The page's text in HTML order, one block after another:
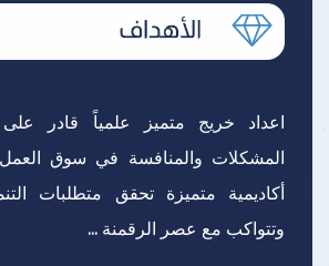
اعداد خريج متميز علمياً قادر
المشكلات والمنافسة في سوق
أكاديمية متميزة تحقق متطلبات
وتتواكب مع عصر الرقمنة ...